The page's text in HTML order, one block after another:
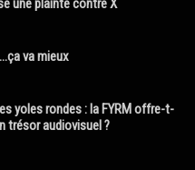
une plainte contre X
va mieux
yoles rondes : la FYRM offre-t-
trésor audiovisuel ?